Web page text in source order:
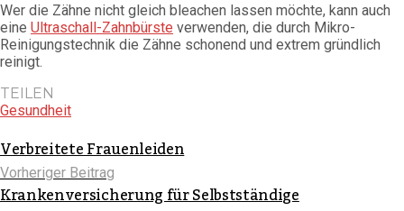
Wer die Zähne nicht gleich bleachen lassen möchte, kann auch
eine Ultraschall-Zahnbürste verwenden, die durch Mikro-
Reinigungstechnik die Zähne schonend und extrem gründlich
reinigt.
TEILEN
Gesundheit
Verbreitete Frauenleiden
Vorheriger Beitrag
Krankenversicherung für Selbstständige